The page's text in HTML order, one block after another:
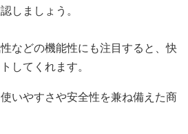
しましょう。
などの機能性にも注目すると、快
してくれます。
いやすさや安全性を兼ね備えた商